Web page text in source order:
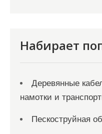
Набирает
Деревянные
намотки и
Пескоструйная